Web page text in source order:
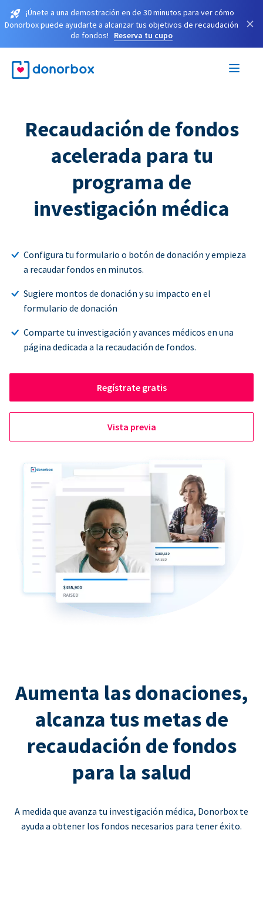
¡Únete a una demostración en de 30 minutos para ver cómo
Donorbox puede ayudarte a alcanzar tus objetivos de recaudación
de fondos!
Reserva tu cupo
×
Recaudación de fondos
acelerada para tu
programa de
investigación médica
Configura tu formulario o botón de donación y empieza
a recaudar fondos en minutos.
Sugiere montos de donación y su impacto en el
formulario de donación
Comparte tu investigación y avances médicos en una
página dedicada a la recaudación de fondos.
Regístrate gratis
Vista previa
Aumenta las donaciones,
alcanza tus metas de
recaudación de fondos
para la salud
A medida que avanza tu investigación médica, Donorbox te
ayuda a obtener los fondos necesarios para tener éxito.